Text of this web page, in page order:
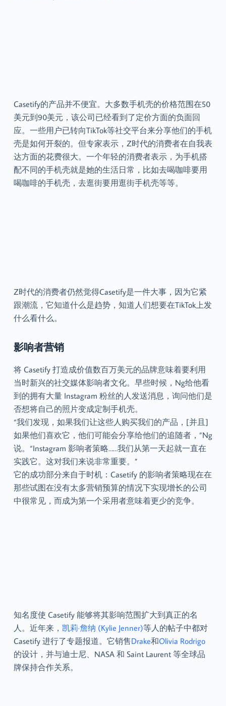
Casetify的产品并不便宜。大多数手机壳的价格范围在50
美元到90美元，该公司已经看到了定价方面的负面回
应。一些用户已转向TikTok等社交平台来分享他们的手机
壳是如何开裂的。但专家表示，Z时代的消费者在自我表
达方面的花费很大。一个年轻的消费者表示，为手机搭
配不同的手机壳就是她的生活日常，比如去喝咖啡要用
喝咖啡的手机壳，去逛街要用逛街手机壳等等。
Z时代的消费者仍然觉得Casetify是一件大事，因为它紧
跟潮流，它知道什么是趋势，知道人们想要在TikTok上发
什么看什么。
影响者营销
将 Casetify 打造成价值数百万美元的品牌意味着要利用
当时新兴的社交媒体影响者文化。早些时候，Ng给他看
到的拥有大量 Instagram 粉丝的人发送消息，询问他们是
否想将自己的照片变成定制手机壳。
“我们发现，如果我们让这些人购买我们的产品，[并且]
如果他们喜欢它，他们可能会分享给他们的追随者，”Ng
说。“Instagram 影响者策略……我们从第一天起就一直在
实践它。这对我们来说非常重要。”
它的成功部分来自于时机：Casetify 的影响者策略现在在
那些试图在没有太多营销预算的情况下实现增长的公司
中很常见，而成为第一个采用者意味着更少的竞争。
知名度使 Casetify 能够将其影响范围扩大到真正的名
人。近年来， 凯莉·詹纳 (Kylie Jenner)等人的帖子中都对
Casetify 进行了专题报道。它销售Drake和Olivia Rodrigo
的设计，并与迪士尼、NASA 和 Saint Laurent 等全球品
牌保持合作关系。